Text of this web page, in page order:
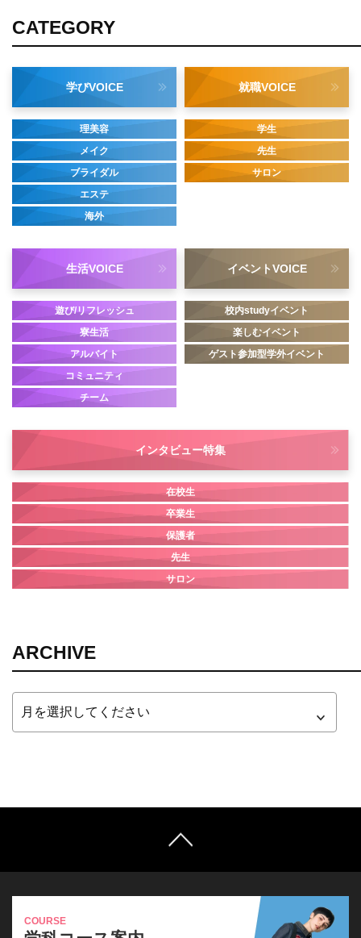
CATEGORY
学びVOICE
理美容
メイク
ブライダル
エステ
海外
就職VOICE
学生
先生
サロン
生活VOICE
遊び/リフレッシュ
寮生活
アルバイト
コミュニティ
チーム
イベントVOICE
校内studyイベント
楽しむイベント
ゲスト参加型学外イベント
インタビュー特集
在校生
卒業生
保護者
先生
サロン
ARCHIVE
COURSE